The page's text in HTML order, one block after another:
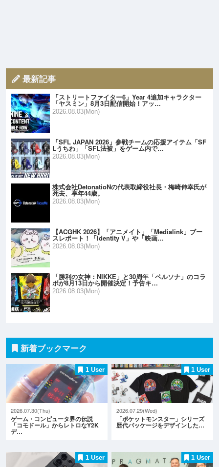
最新記事
「ストリートファイター6」Year 4追加キャラクター
「ヤスミン」8月3日配信開始！アッ…
2026.08.03(Mon)
「SFL JAPAN 2026」参戦チームの応援アイテム「SF
Lうちわ」「SFL法被」をゲーム内で…
2026.08.03(Mon)
株式会社DetonatioNの代表取締役社長・梅崎伸幸氏が
死去、享年44歳。
2026.08.03(Mon)
【ACGHK 2026】「アニメイト」「Medialink」ブー
スレポート！「Identity V」や「映画…
2026.08.03(Mon)
「勝利の女神：NIKKE」と30周年「ペルソナ」のコラ
ボが8月13日から開催決定！予告キ…
2026.08.03(Mon)
新着ブックマーク
1 User
2026.07.30(Thu)
ゲーム・コンピュータ界の伝説
「コモドール」からレトロなY2K
デ…
1 User
2026.07.29(Wed)
「ポケットモンスター」シリーズ
歴代パッケージをデザインした…
1 User 1 User